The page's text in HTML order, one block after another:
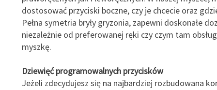
dostosować przyciski boczne, czy je chcecie oraz
Pełna symetria bryły gryzonia, zapewni doskonałe
niezależnie od preferowanej ręki czy czym tam
myszkę.
Dziewięć programowalnych przycisków
Jeżeli zdecydujesz się na najbardziej rozbudowana